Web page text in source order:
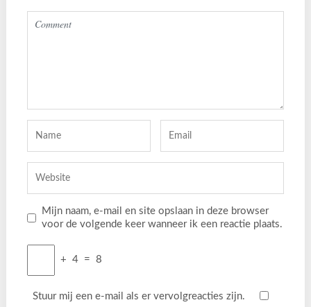
Mijn naam, e-mail en site opslaan in deze browser
voor de volgende keer wanneer ik een reactie plaats.
+ 4 = 8
Stuur mij een e-mail als er vervolgreacties zijn.